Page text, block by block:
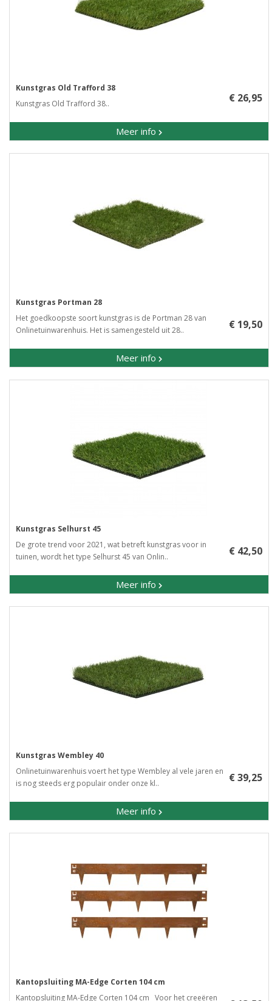
Kunstgras Old Trafford 38
Kunstgras Old Trafford 38..
Meer info
€ 26,95
Kunstgras Portman 28
Het goedkoopste soort kunstgras is de Portman 28 van
Onlinetuinwarenhuis. Het is samengesteld uit 28..
Meer info
€ 19,50
Kunstgras Selhurst 45
De grote trend voor 2021, wat betreft kunstgras voor in
tuinen, wordt het type Selhurst 45 van Onlin..
Meer info
€ 42,50
Kunstgras Wembley 40
Onlinetuinwarenhuis voert het type Wembley al vele jaren en
is nog steeds erg populair onder onze kl..
Meer info
€ 39,25
Kantopsluiting MA-Edge Corten 104 cm
Kantopsluiting MA-Edge Corten 104 cm Voor het creeëren